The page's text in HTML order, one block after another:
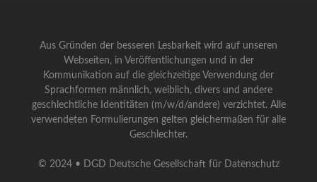
Aus Gründen der besseren Lesbarkeit wird auf unseren
Webseiten, in Veröffentlichungen und in der
Kommunikation auf die gleichzeitige Verwendung der
Sprachformen männlich, weiblich, divers und andere
geschlechtliche Identitäten (m/w/d/andere) verzichtet. Alle
verwendeten Formulierungen gelten gleichermaßen für alle
Geschlechter.
© 2024 • DGD Deutsche Gesellschaft für Datenschutz